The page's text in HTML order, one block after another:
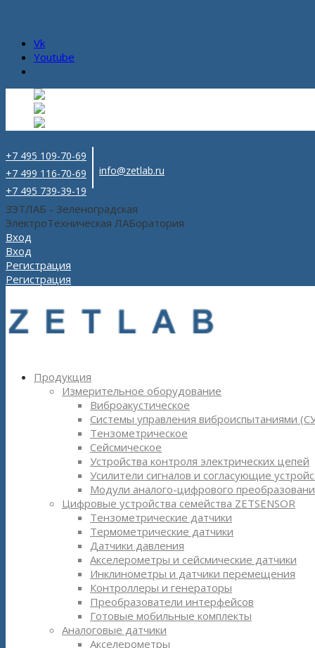
Vk
Youtube
+7 495 109-70-69
+7 499 116-70-69
+7 495 739-39-19
info@zetlab.ru
ЗЭТЛАБ - Зеленоградская
ЭлектроТехническая ЛАБоратория
Вход
Вход
Регистрация
Регистрация
Продукция
Измерительное оборудование
Виброакустическое
Системы управления виброиспытаниями
Тензометрическое
Сейсмическое
Устройства контроля электрических цепей
Усилители сигналов и согласующие
Модули аналого-цифрового
Цифровые устройства семейства ZETSENSOR
Тензометрические датчики
Термометрические датчики
Датчики давления
Акселерометры и сейсмические датчики
Инклинометры и датчики перемещения
Контроллеры и генераторы
Преобразователи интерфейсов
Готовые мобильные комплекты
Аналоговые датчики
Акселерометры